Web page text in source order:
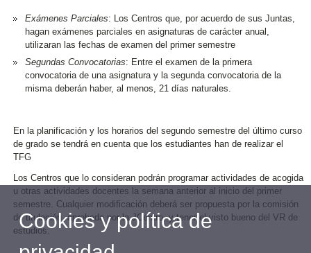
Exámenes Parciales: Los Centros que, por acuerdo de sus Juntas,
hagan exámenes parciales en asignaturas de carácter anual,
utilizaran las fechas de examen del primer semestre
Segundas Convocatorias: Entre el examen de la primera
convocatoria de una asignatura y la segunda convocatoria de la
misma deberán haber, al menos, 21 días naturales.
En la planificación y los horarios del segundo semestre del último curso
de grado se tendrá en cuenta que los estudiantes han de realizar el
TFG
Los Centros que lo consideran podrán programar actividades de acogida
u otras actividades docentes la semana anterior al inicio del primer
semestre. Cualquier modificación deberá ser propuesta por la comisión
de titulación, aprobada por la JCentro, y tener el visto bueno del VR de
estudios.
Cookies y política de